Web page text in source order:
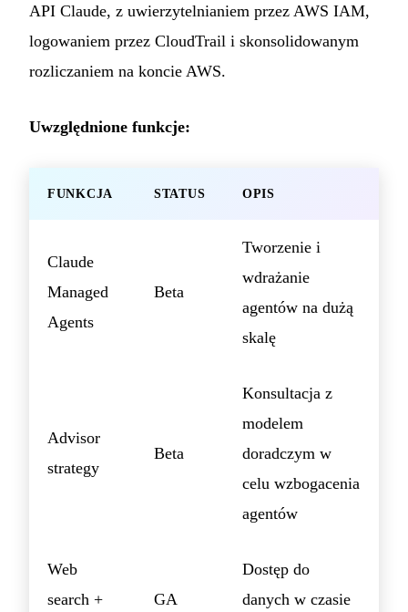
API Claude, z uwierzytelnianiem przez AWS IAM,
logowaniem przez CloudTrail i skonsolidowanym
rozliczaniem na koncie AWS.
Uwzględnione funkcje:
FUNKCJA STATUS OPIS
Claude
Managed
Agents
Beta
Tworzenie i
wdrażanie
agentów na dużą
skalę
Advisor
strategy
Beta
Konsultacja z
modelem
doradczym w
celu wzbogacenia
agentów
Web
search +
GA
Dostęp do
danych w czasie